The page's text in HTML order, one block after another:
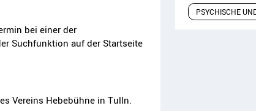
bei einer der
Suchfunktion auf der Startseite
Vereins Hebebühne in Tulln.
PSYCHISCHE